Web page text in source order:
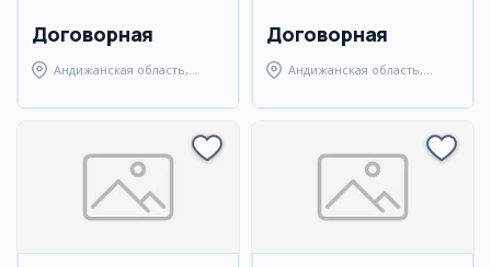
Договорная
Андижанская область,
Договорная
Андижанская область,